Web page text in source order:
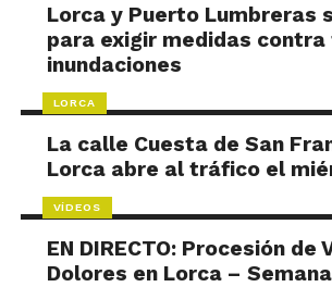
Lorca y Puerto Lumbreras
para exigir medidas
inundaciones
LORCA
La calle Cuesta de San
Lorca abre al tráfico el
VÍDEOS
EN DIRECTO: Procesión de
Dolores en Lorca –